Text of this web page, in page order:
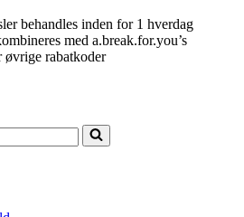
behandles inden for 1 hverdag
med a.break.for.you’s
øvrige rabatkoder